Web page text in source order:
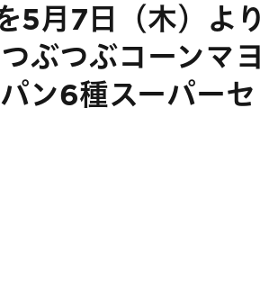
5月7日（木）より
ぶつぶコーンマヨ
ン6種スーパーセ